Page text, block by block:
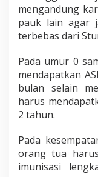
mengandung
pauk lain agar
terbebas dari
Pada umur 0
mendapatkan
bulan selain
harus
2 tahun.
Pada
orang tua
imunisasi